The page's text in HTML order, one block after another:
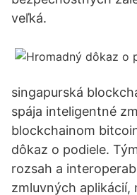
veľká.
singapurská
spája inteligentné
blockchainom
dôkaz o podiele.
rozsah a
zmluvných aplikácií,